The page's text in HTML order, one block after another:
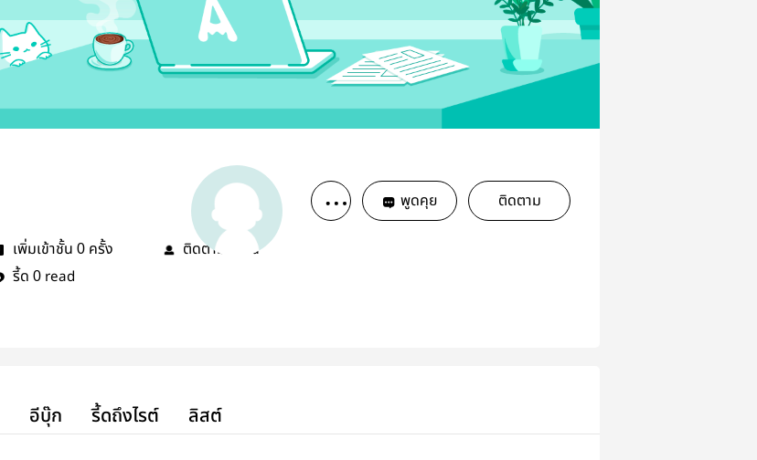
พูดคุย ติดตาม
เพิ่มเข้าชั้น 0 ครั้ง ติดตาม
คน
รี้ด 0 read
อีบุ๊ก รี้ดถึงไรต์ ลิสต์